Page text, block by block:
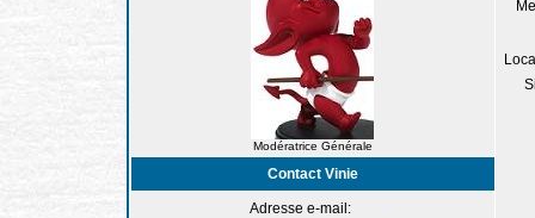
Modératrice Générale
Contact Vinie
Adresse e-mail: